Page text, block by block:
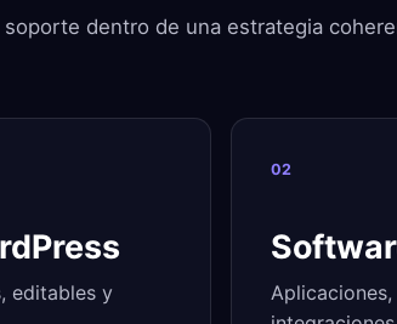
dentro de una estrategia
editables y
02